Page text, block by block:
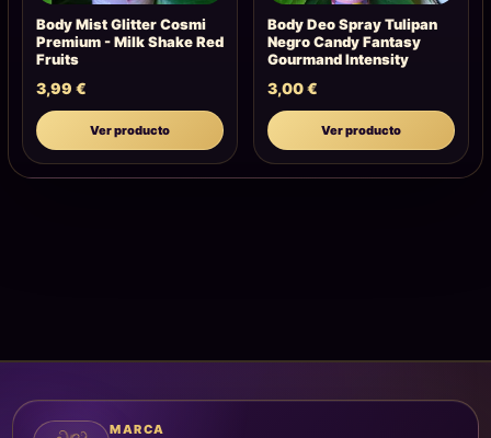
Body Mist Glitter Cosmi
Premium - Milk Shake Red
Fruits
3,99 €
Ver producto
Body Deo Spray Tulipan
Negro Candy Fantasy
Gourmand Intensity
3,00€
Ver producto
MARCA